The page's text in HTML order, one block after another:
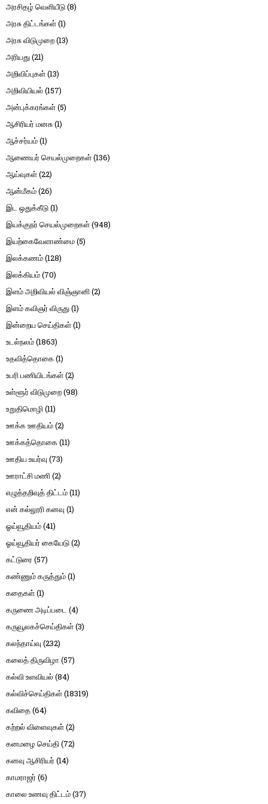
அரசிதழ் வெளியீடு(8)
அரசு திட்டங்கள்(1)
அரசு விடுமுறை(13)
அரியது(21)
அறிவிப்புகள்(13)
அறிவியியல் (157)
அன்புக்கரங்கள்(5)
ஆசிரியர் மனசு(1)
ஆச்சர்யம்(1)
ஆணையர் செயல்முறைகள்(136)
ஆய்வுகள்(22)
ஆன்மீகம்(26)
இட ஒதுக்கீடு(1)
இயக்குநர் செயல்முறைகள்(948)
இயற்கைவேளாண்மை(5)
இலக்கணம்(128)
இலக்கியம்(70)
இளம் அறிவியல் விஞ்ஞானி(2)
இளம் கவிஞர் விருது(1)
இன்றைய செய்திகள்(1)
உடல்நலம்(1863)
உதவித்தொகை(1)
உபரி பணியிடங்கள்(2)
உள்ளூர் விடுமுறை(98)
உறுதிமொழி(11)
ஊக்க ஊதியம்(2)
ஊக்கத்தொகை(11)
ஊதிய உயர்வு (73)
ஊராட்சி மணி(2)
எழுத்தறிவுத் திட்டம்(11)
என் கல்லூரி கனவு (1)
ஓய்வூதியம்(41)
ஓய்வூதியர் கையேடு(2)
கட்டுரை (57)
கண்ணும் கருத்தும்(1)
கதைகள்(1)
கருணை அடிப்படை (4)
கருவூலகச்செய்திகள்(3)
கலந்தாய்வு (232)
கலைத் திருவிழா (57)
கல்வி உளவியல் (84)
கல்விச்செய்திகள்(18319)
கவிதை(64)
கற்றல் விளைவுகள்(2)
கனமழை செய்தி(72)
கனவு ஆசிரியர் (14)
காமராஜர் (6)
காலை உணவு திட்டம்(37)